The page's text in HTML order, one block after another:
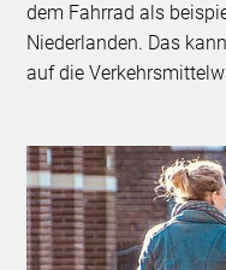
dem Fahrrad als
Niederlanden. Das
auf die